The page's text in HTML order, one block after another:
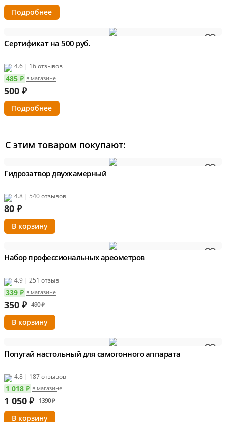
Подробнее
Сертификат на 500 руб.
4.6 | 16 отзывов
485 ₽ в магазине
500 ₽
Подробнее
С этим товаром покупают:
Гидрозатвор двухкамерный
4.8 | 540 отзывов
80 ₽
Набор профессиональных ареометров
4.9 | 251 отзыв
339 ₽ в магазине
350 ₽ 490 ₽
Попугай настольный для самогонного аппарата
4.8 | 187 отзывов
1 018 ₽ в магазине
1 050 ₽ 1390 ₽